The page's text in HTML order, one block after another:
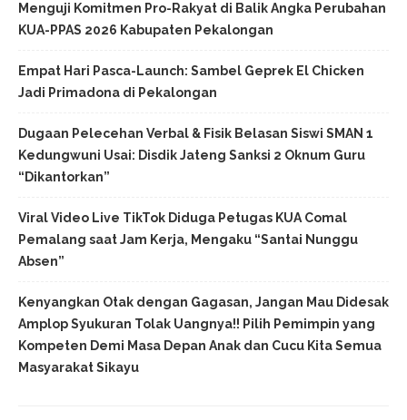
Menguji Komitmen Pro-Rakyat di Balik Angka Perubahan
KUA-PPAS 2026 Kabupaten Pekalongan
Empat Hari Pasca-Launch: Sambel Geprek El Chicken
Jadi Primadona di Pekalongan
Dugaan Pelecehan Verbal & Fisik Belasan Siswi SMAN 1
Kedungwuni Usai: Disdik Jateng Sanksi 2 Oknum Guru
“Dikantorkan”
Viral Video Live TikTok Diduga Petugas KUA Comal
Pemalang saat Jam Kerja, Mengaku “Santai Nunggu
Absen”
Kenyangkan Otak dengan Gagasan, Jangan Mau Didesak
Amplop Syukuran Tolak Uangnya!! Pilih Pemimpin yang
Kompeten Demi Masa Depan Anak dan Cucu Kita Semua
Masyarakat Sikayu